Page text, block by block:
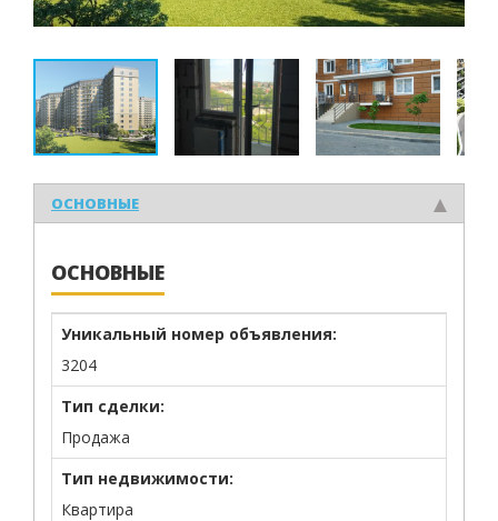
ОСНОВНЫЕ
ОСНОВНЫЕ
Уникальный номер объявления:
3204
Тип сделки:
Продажа
Тип недвижимости:
Квартира